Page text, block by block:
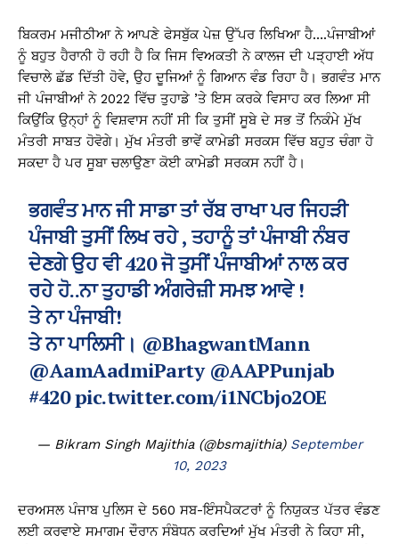
ਬਿਕਰਮ ਮਜੀਠੀਆ ਨੇ ਆਪਣੇ ਫੇਸਬੁੱਕ ਪੇਜ਼ ਉੱਪਰ ਲਿਖਿਆ ਹੈ….ਪੰਜਾਬੀਆਂ
ਨੂੰ ਬਹੁਤ ਹੈਰਾਨੀ ਹੋ ਰਹੀ ਹੈ ਕਿ ਜਿਸ ਵਿਅਕਤੀ ਨੇ ਕਾਲਜ ਦੀ ਪੜ੍ਹਾਈ ਅੱਧ
ਵਿਚਾਲੇ ਛੱਡ ਦਿੱਤੀ ਹੋਵੇ, ਉਹ ਦੂਜਿਆਂ ਨੂੰ ਗਿਆਨ ਵੰਡ ਰਿਹਾ ਹੈ। ਭਗਵੰਤ ਮਾਨ
ਜੀ ਪੰਜਾਬੀਆਂ ਨੇ 2022 ਵਿੱਚ ਤੁਹਾਡੇ ’ਤੇ ਇਸ ਕਰਕੇ ਵਿਸਾਹ ਕਰ ਲਿਆ ਸੀ
ਕਿਉਂਕਿ ਉਨ੍ਹਾਂ ਨੂੰ ਵਿਸ਼ਵਾਸ ਨਹੀਂ ਸੀ ਕਿ ਤੁਸੀਂ ਸੂਬੇ ਦੇ ਸਭ ਤੋਂ ਨਿਕੰਮੇ ਮੁੱਖ
ਮੰਤਰੀ ਸਾਬਤ ਹੋਵੋਗੇ। ਮੁੱਖ ਮੰਤਰੀ ਭਾਵੇਂ ਕਾਮੇਡੀ ਸਰਕਸ ਵਿੱਚ ਬਹੁਤ ਚੰਗਾ ਹੋ
ਸਕਦਾ ਹੈ ਪਰ ਸੂਬਾ ਚਲਾਉਣਾ ਕੋਈ ਕਾਮੇਡੀ ਸਰਕਸ ਨਹੀਂ ਹੈ।
ਭਗਵੰਤ ਮਾਨ ਜੀ ਸਾਡਾ ਤਾਂ ਰੱਬ ਰਾਖਾ ਪਰ ਜਿਹੜੀ
ਪੰਜਾਬੀ ਤੁਸੀਂ ਲਿਖ ਰਹੇ , ਤਹਾਨੂੰ ਤਾਂ ਪੰਜਾਬੀ ਨੰਬਰ
ਦੇਣਗੇ ਉਹ ਵੀ 420 ਜੋ ਤੁਸੀਂ ਪੰਜਾਬੀਆਂ ਨਾਲ ਕਰ
ਰਹੇ ਹੋ..ਨਾ ਤੁਹਾਡੀ ਅੰਗਰੇਜ਼ੀ ਸਮਝ ਆਵੇ !
ਤੇ ਨਾ ਪੰਜਾਬੀ!
ਤੇ ਨਾ ਪਾਲਿਸੀ। @BhagwantMann
@AamAadmiParty @AAPPunjab
#420pic.twitter.com/i1NCbjo2OE
— Bikram Singh Majithia (@bsmajithia) September
10, 2023
ਦਰਅਸਲ ਪੰਜਾਬ ਪੁਲਿਸ ਦੇ 560 ਸਬ-ਇੰਸਪੈਕਟਰਾਂ ਨੂੰ ਨਿਯੁਕਤ ਪੱਤਰ ਵੰਡਣ
ਲਈ ਕਰਵਾਏ ਸਮਾਗਮ ਦੌਰਾਨ ਸੰਬੋਧਨ ਕਰਦਿਆਂ ਮੁੱਖ ਮੰਤਰੀ ਨੇ ਕਿਹਾ ਸੀ,